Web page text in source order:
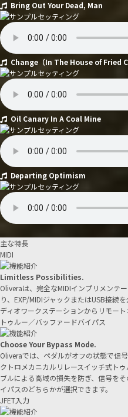
Bring Out Your Dead, Man
Change（In The House of Fried
Oil Canary In A Coal Mine
Departing Optimism
主な特長
MIDI
Limitless Possibilities.
Oliveraは、完全なMIDIインプリメンテ
り、EXP/MIDIジャックまたはUSB接続
ディオワークステーションからリモート
トゥルー／バッファードバイパス
Choose Your Bypass Mode.
Oliveraでは、ペダルがオフの状態で信
クトロメカニカルリレースイッチ式ト
ブルによる高域の損失を防ぎ、信号を
イパスのどちらかが選択できます。
JFET入力